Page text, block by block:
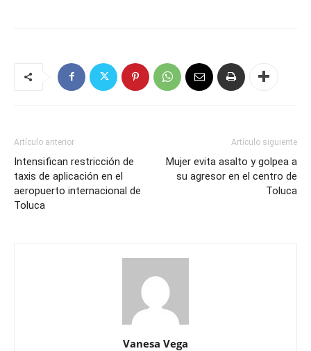
Artículo anterior
Intensifican restricción de
taxis de aplicación en el
aeropuerto internacional de
Toluca
Artículo siguiente
Mujer evita asalto y golpea a
su agresor en el centro de
Toluca
Vanesa Vega